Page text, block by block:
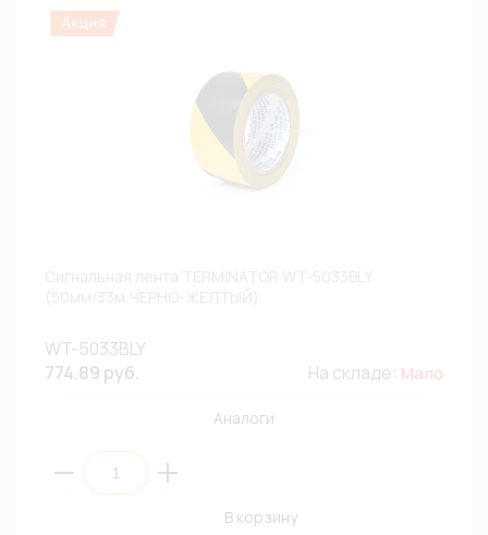
WT-5033BLY
774.89 руб.
На складе: Мало
Аналоги
В корзину